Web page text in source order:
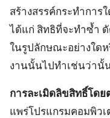
สร้างสรรค์กระทำกา
ได้แก่ สิทธิที่จะทำซ้ำ
ในรูปลักษณะอย่างใด
งานนั้นไปทำเช่นว่านั้
การละเมิดลิขสิทธิ์โดย
แพร่โปรแกรมคอมพิว